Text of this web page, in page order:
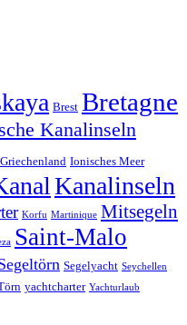
Brest Bretagne
Kanalinseln
Griechenland Ionisches Meer
Kanalinseln
Korfu Martinique Mitsegeln
Saint-Malo
Segelyacht Seychellen
yachtcharter Yachturlaub